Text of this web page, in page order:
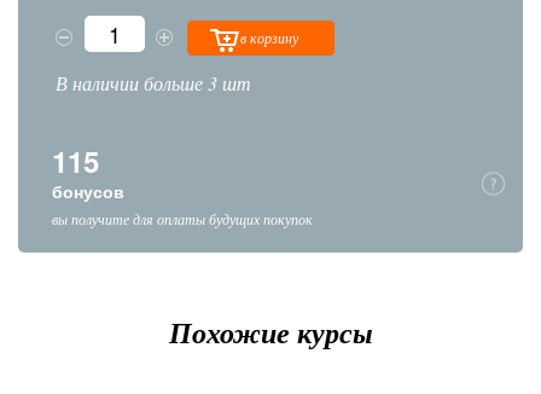
в корзину
В наличии больше 3 шт
115
бонусов
вы получите для оплаты будущих покупок
Похожие курсы